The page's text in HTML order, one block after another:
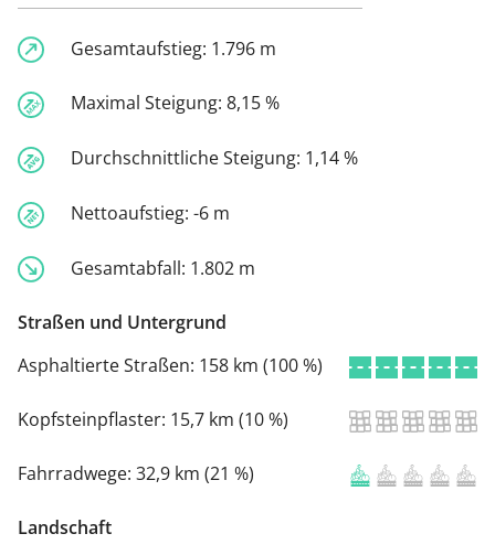
Gesamtaufstieg: 1.796 m
Maximal Steigung: 8,15 %
Durchschnittliche Steigung: 1,14 %
Nettoaufstieg: -6 m
Gesamtabfall: 1.802 m
Straßen und Untergrund
Asphaltierte Straßen: 158 km (100 %)
Kopfsteinpflaster: 15,7 km (10 %)
Fahrradwege: 32,9 km (21 %)
Landschaft